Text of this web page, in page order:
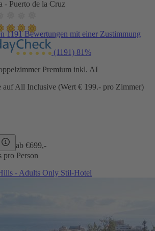
- Puerto de la Cruz
1191 Bewertungen mit einer Zustimmung
(1191) 81%
Premium inkl. AI
auf All Inclusive (Wert € 199.- pro Zimmer)
ab €699,-
pro Person
- Adults Only Stil-Hotel